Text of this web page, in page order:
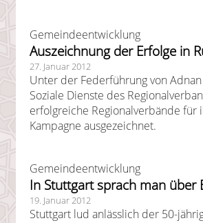
Gemeindeentwicklung
Auszeichnung der Erfolge in
27. Januar 2012
Unter der Federführung von
Soziale Dienste des
erfolgreiche Regionalverbände
Kampagne ausgezeichnet.
Gemeindeentwicklung
In Stuttgart sprach man
19. Januar 2012
Stuttgart lud anlässlich der 50-